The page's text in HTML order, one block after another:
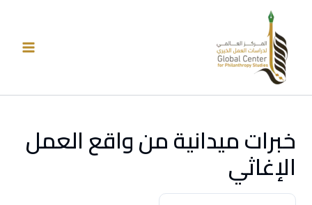
المحتوى
خبرات ميدانية من واقع العمل
الإغاثي